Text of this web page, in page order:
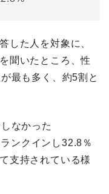
した人を対象に、
聞いたところ、性
最も多く、約5割と
なかった
ンクインし32.8％
支持されている様